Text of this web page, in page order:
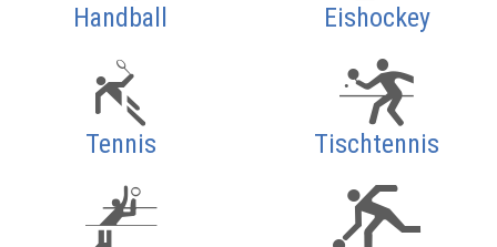
Handball Eishockey
Tennis Tischtennis